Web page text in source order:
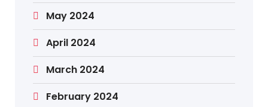
May 2024
April 2024
March 2024
February 2024